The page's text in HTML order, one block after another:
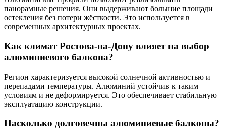
панорамные решения. Они выдерживают большие площади
остекления без потери жёсткости. Это используется в
современных архитектурных проектах.
Как климат Ростова-на-Дону влияет на выбор
алюминиевого балкона?
Регион характеризуется высокой солнечной активностью и
перепадами температуры. Алюминий устойчив к таким
условиям и не деформируется. Это обеспечивает стабильную
эксплуатацию конструкции.
Насколько долговечны алюминиевые балконы?